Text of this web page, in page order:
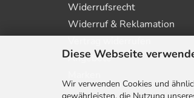
Diese Webseite
Wir verwenden Cookies und
Widerrufsrecht
Widerruf & Reklamation
Angebote